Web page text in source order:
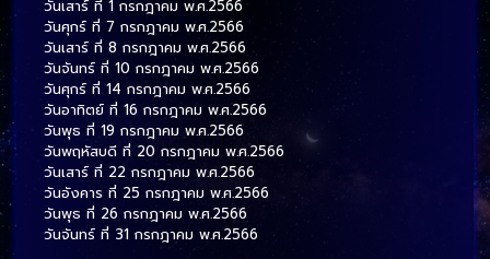
วันเสาร์ ที่ 1 กรกฎาคม พ.ศ.2566
วันศุกร์ ที่ 7 กรกฎาคม พ.ศ.2566
วันเสาร์ ที่ 8 กรกฎาคม พ.ศ.2566
วันจันทร์ ที่ 10 กรกฎาคม พ.ศ.2566
วันศุกร์ ที่ 14 กรกฎาคม พ.ศ.2566
วันอาทิตย์ ที่ 16 กรกฎาคม พ.ศ.2566
วันพุธ ที่ 19 กรกฎาคม พ.ศ.2566
วันพฤหัสบดี ที่ 20 กรกฎาคม พ.ศ.2566
วันเสาร์ ที่ 22 กรกฎาคม พ.ศ.2566
วันอังคาร ที่ 25 กรกฎาคม พ.ศ.2566
วันพุธ ที่ 26 กรกฎาคม พ.ศ.2566
วันจันทร์ ที่ 31 กรกฎาคม พ.ศ.2566